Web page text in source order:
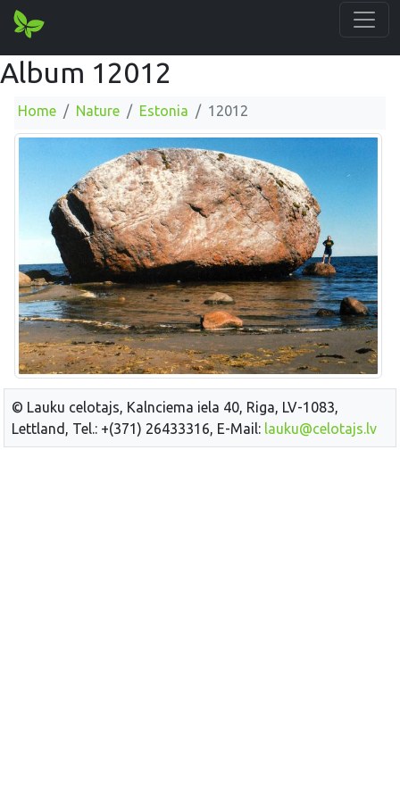
Album 12012
Home Nature Estonia 12012
© Lauku celotajs, Kalnciema iela 40, Riga, LV-1083,
Lettland, Tel.: +(371) 26433316, E-Mail: lauku@celotajs.lv